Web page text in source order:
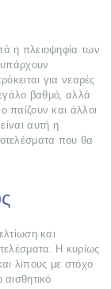
η πλειοψηφία των
υπάρχουν
για νεαρές
βαθμό, αλλά
παίζουν και άλλοι
αυτή η
που θα
και
Η κυρίως
λίπους με στόχο